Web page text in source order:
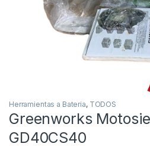
Herramientas a Bateria, TODOS
Greenworks
GD40CS40